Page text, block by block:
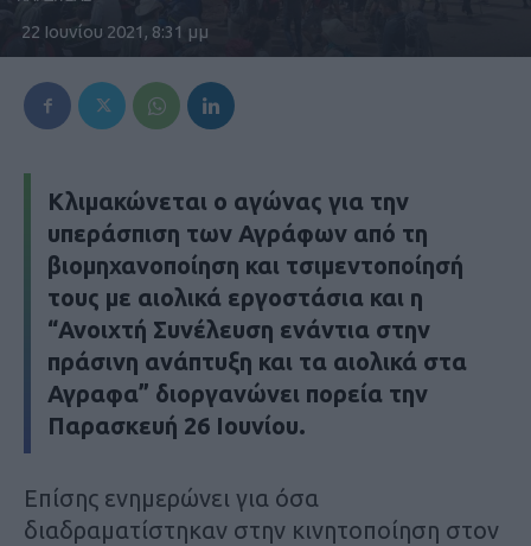
22 Ιουνίου 2021, 8:31 μμ
Κλιμακώνεται ο αγώνας για την
υπεράσπιση των Αγράφων από τη
βιομηχανοποίηση και τσιμεντοποίησή
τους με αιολικά εργοστάσια και η
“Ανοιχτή Συνέλευση ενάντια στην
πράσινη ανάπτυξη και τα αιολικά στα
Αγραφα” διοργανώνει πορεία την
Παρασκευή 26 Ιουνίου.
Επίσης ενημερώνει για όσα
διαδραματίστηκαν στην κινητοποίηση στον